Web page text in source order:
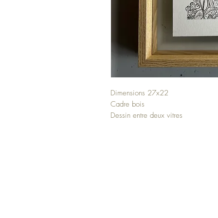
Dimensions 27x22
Cadre bois
Dessin entre deux vitres